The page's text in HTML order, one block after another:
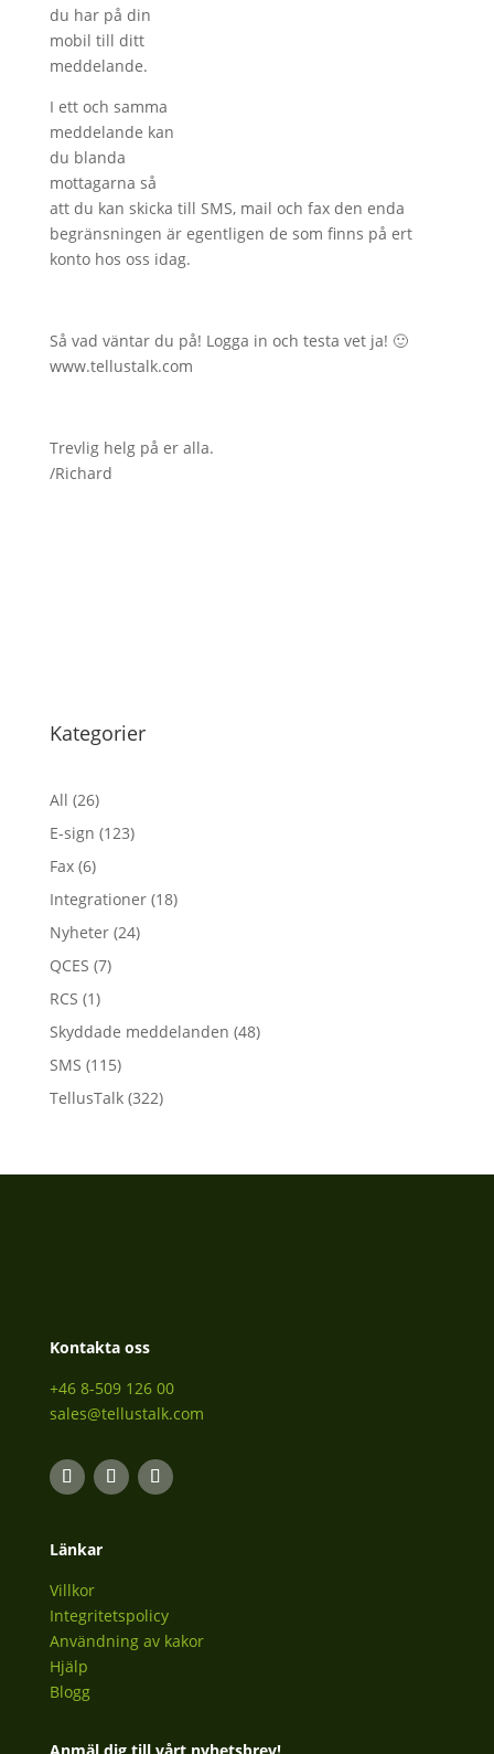
du har på din
mobil till ditt
meddelande.
I ett och samma
meddelande kan
du blanda
mottagarna så
att du kan skicka till SMS, mail och fax den enda
begränsningen är egentligen de som finns på ert
konto hos oss idag.
Så vad väntar du på! Logga in och testa vet ja! 🙂
www.tellustalk.com
Trevlig helg på er alla.
/Richard
Kategorier
All (26)
E-sign (123)
Fax(6)
Integrationer(18)
Nyheter(24)
QCES (7)
RCS (1)
Skyddade meddelanden (48)
SMS (115)
TellusTalk(322)
Kontakta oss
+46 8-509 126 00
sales@tellustalk.com
Länkar
Villkor
Integritetspolicy
Användning av kakor
Hjälp
Blogg